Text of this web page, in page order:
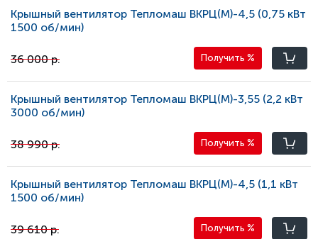
Крышный вентилятор Тепломаш ВКРЦ(М)-4,5 (0,75 кВт
1500 oб/мин)
36 000 р. Получить %
Крышный вентилятор Тепломаш ВКРЦ(М)-3,55 (2,2 кВт
3000 oб/мин)
38 990 р. Получить %
Крышный вентилятор Тепломаш ВКРЦ(М)-4,5 (1,1 кВт
1500 oб/мин)
39 610 р. Получить %